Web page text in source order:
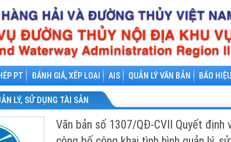
PT ĐÁNH GIÁ, XẾP LOẠI AIS QUẢN LÝ VĂN BẢN BÁO HIỆU
LÝ, SỬ DỤNG TÀI SẢN
Văn bản số 1307/QĐ-CVII Quyết định